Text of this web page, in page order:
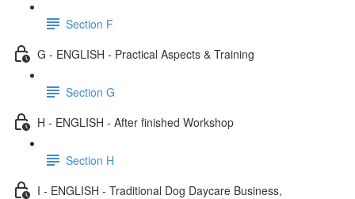
Section F
G - ENGLISH - Practical Aspects & Training
Section G
H - ENGLISH - After finished Workshop
Section H
I - ENGLISH - Traditional Dog Daycare Business,